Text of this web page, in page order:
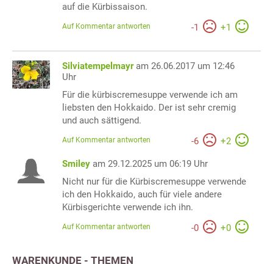
auf die Kürbissaison.
-1 +1
Auf Kommentar antworten
Silviatempelmayr am 26.06.2017 um 12:46
Uhr
Für die kürbiscremesuppe verwende ich am
liebsten den Hokkaido. Der ist sehr cremig
und auch sättigend.
-6 +2
Auf Kommentar antworten
Smiley am 29.12.2025 um 06:19 Uhr
Nicht nur für die Kürbiscremesuppe verwende
ich den Hokkaido, auch für viele andere
Kürbisgerichte verwende ich ihn.
-0 +0
Auf Kommentar antworten
WARENKUNDE - THEMEN